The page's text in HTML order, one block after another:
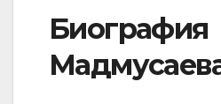
Биография